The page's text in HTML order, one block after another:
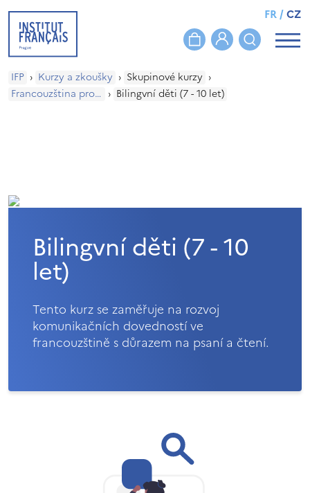
FR/CZ
IFP › Kurzy a zkoušky › Skupinové kurzy ›
Francouzština pro bilingvní děti a mládež › Bilingvní děti (7 - 10 let)
Bilingvní děti (7 - 10
let)
Tento kurz se zaměřuje na rozvoj
komunikačních dovedností ve
francouzštině s důrazem na psaní a čtení.